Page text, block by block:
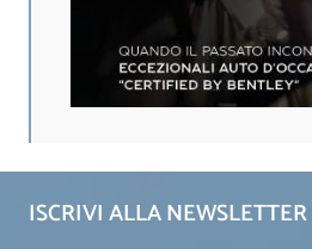
ISCRIVI ALLA NEWSLETTER